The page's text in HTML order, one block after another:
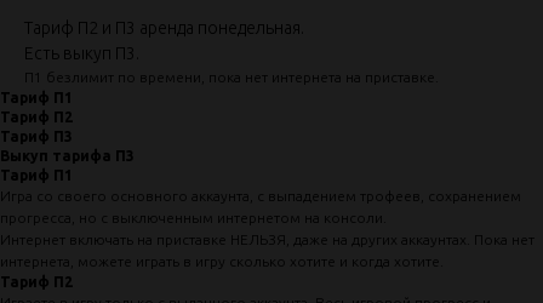
Тариф П2 и П3 аренда понедельная.
Есть выкуп П3.
П1 безлимит по времени, пока нет интернета на приставке.
Тариф П1
Тариф П2
Тариф П3
Выкуп тарифа П3
Тариф П1
Игра со своего основного аккаунта, с выпадением трофеев, сохранением
прогресса, но с выключенным интернетом на консоли.
Интернет включать на приставке НЕЛЬЗЯ, даже на других аккаунтах. Пока нет
интернета, можете играть в игру сколько хотите и когда хотите.
Тариф П2